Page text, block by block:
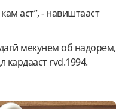
аст”, - навиштааст
мекунем об надорем,
кардааст rvd.1994.